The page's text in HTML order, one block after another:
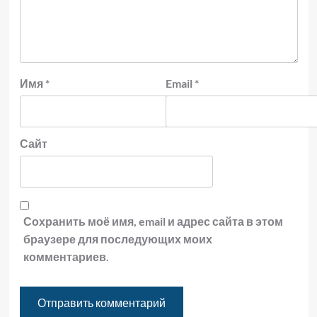
Имя * Email *
Сайт
Сохранить моё имя, email и адрес сайта в этом
браузере для последующих моих
комментариев.